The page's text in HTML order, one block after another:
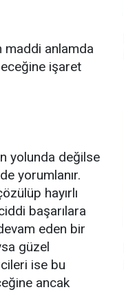
maddi anlamda
işaret
yolunda değilse
yorumlanır.
hayırlı
başarılara
eden bir
güzel
ise bu
ancak